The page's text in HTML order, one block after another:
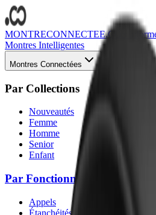
MONTRECONNECTEE.CO
Montres Intelligentes
Montres Connectées
Par Collections
Nouveautés
Femme
Homme
Senior
Enfant
Par Fonctionnalités
Appels
Étanchéités